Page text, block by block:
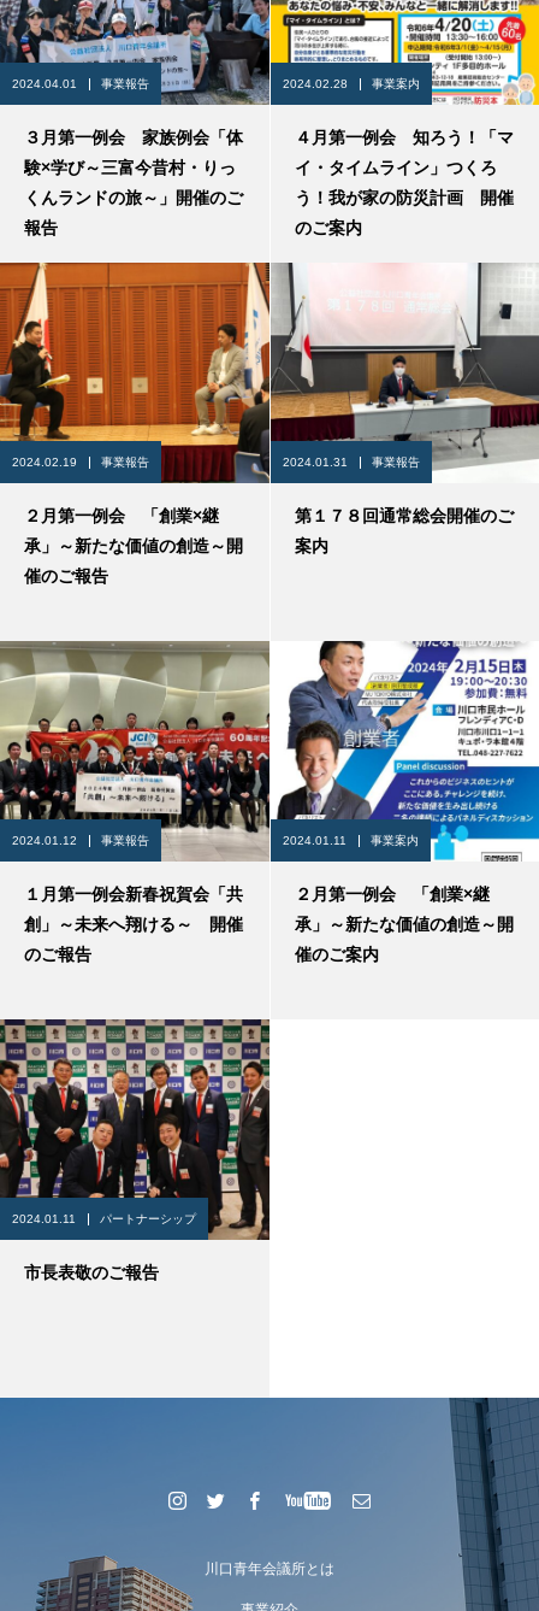
2024.04.01 事業報告
３月第一例会 家族例会「体
験×学び～三富今昔村・りっ
くんランドの旅～」開催のご
報告
2024.02.28 事業案内
４月第一例会 知ろう！「マ
イ・タイムライン」つくろ
う！我が家の防災計画 開催
のご案内
2024.02.19 事業報告
２月第一例会 「創業×継
承」～新たな価値の創造～開
催のご報告
2024.01.31 事業報告
第１７８回通常総会開催のご
案内
2024.01.12 事業報告
１月第一例会新春祝賀会「共
創」～未来へ翔ける～ 開催
のご報告
2024.01.11 事業案内
２月第一例会 「創業×継
承」～新たな価値の創造～開
催のご案内
2024.01.11 パートナーシップ
市長表敬のご報告
川口青年会議所とは